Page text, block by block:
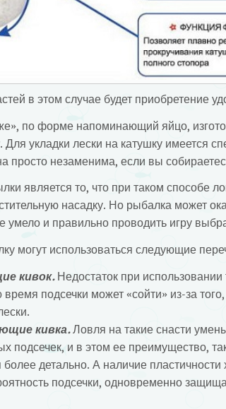
в этом случае будет приобретение
по форме напоминающий яйцо,
укладки лески на катушку имеется
просто незаменима, если вы
является то, что при таком способе
насадку. Но рыбалка может
умело и правильно проводить игру
могут использоваться следующие
кивок.Недостаток при использовании
подсечки может «сойти» из-за
кивка.Ловля на такие снасти
подсечек, и в этом ее преимущество,
более детально. А наличие
подсечки, одновременно